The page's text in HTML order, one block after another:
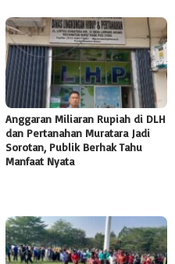
Anggaran Miliaran Rupiah di DLH
dan Pertanahan Muratara Jadi
Sorotan, Publik Berhak Tahu
Manfaat Nyata